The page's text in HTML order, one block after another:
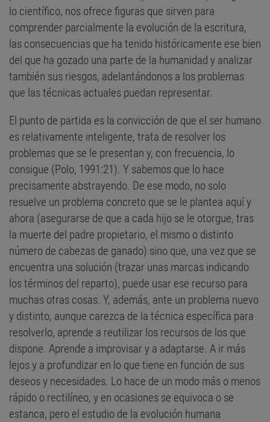
lo científico, nos ofrece figuras que sirven para
comprender parcialmente la evolución de la escritura,
las consecuencias que ha tenido históricamente ese bien
del que ha gozado una parte de la humanidad y analizar
también sus riesgos, adelantándonos a los problemas
que las técnicas actuales puedan representar.
El punto de partida es la convicción de que el ser humano
es relativamente inteligente, trata de resolver los
problemas que se le presentan y, con frecuencia, lo
consigue (Polo, 1991:21). Y sabemos que lo hace
precisamente abstrayendo. De ese modo, no solo
resuelve un problema concreto que se le plantea aquí y
ahora (asegurarse de que a cada hijo se le otorgue, tras
la muerte del padre propietario, el mismo o distinto
número de cabezas de ganado) sino que, una vez que se
encuentra una solución (trazar unas marcas indicando
los términos del reparto), puede usar ese recurso para
muchas otras cosas. Y, además, ante un problema nuevo
y distinto, aunque carezca de la técnica específica para
resolverlo, aprende a reutilizar los recursos de los que
dispone. Aprende a improvisar y a adaptarse. A ir más
lejos y a profundizar en lo que tiene en función de sus
deseos y necesidades. Lo hace de un modo más o menos
rápido o rectilíneo, y en ocasiones se equivoca o se
estanca, pero el estudio de la evolución humana